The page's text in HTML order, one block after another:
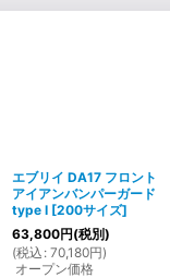
エブリイ DA17 フロント
アイアンバンパーガード
type I [200サイズ]
63,800円(税別)
(税込 : 70,180円)
オープン価格